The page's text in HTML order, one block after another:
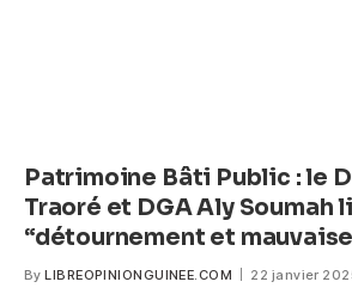
Patrimoine Bâti Public : le
Traoré et DGA Aly Soumah
“détournement et
By LIBREOPINIONGUINEE.COM 22 janvier